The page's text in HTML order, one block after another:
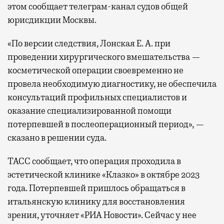
этом сообщает телеграм-канал судов общей
юрисдикции Москвы.
«По версии следствия, Лонская Е. А. при
проведении хирургического вмешательства —
косметической операции своевременно не
провела необходимую диагностику, не обеспечила
консультаций профильных специалистов и
оказание специализированной помощи
потерпевшей в послеоперационный период», —
сказано в решении суда.
ТАСС сообщает, что операция проходила в
эстетической клинике «Клазко» в октябре 2023
года. Потерпевшей пришлось обращаться в
итальянскую клинику для восстановления
зрения, уточняет «РИА Новости». Сейчас у нее